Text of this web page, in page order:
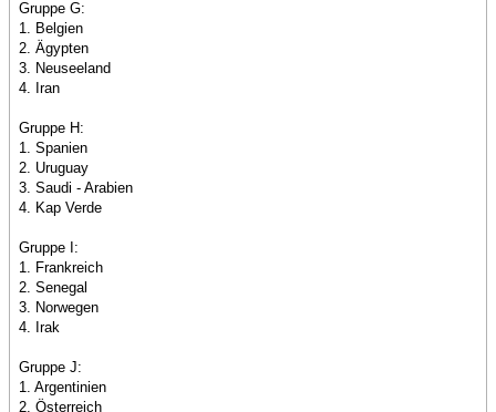
Gruppe G:
1. Belgien
2. Ägypten
3. Neuseeland
4. Iran
Gruppe H:
1. Spanien
2. Uruguay
3. Saudi - Arabien
4. Kap Verde
Gruppe I:
1. Frankreich
2. Senegal
3. Norwegen
4. Irak
Gruppe J:
1. Argentinien
2. Österreich